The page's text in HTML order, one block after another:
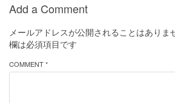
Add a Comment
メールアドレスが公開されることはありま
欄は必須項目です
COMMENT *